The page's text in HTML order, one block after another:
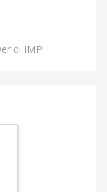
di IMP